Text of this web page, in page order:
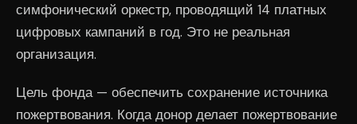
симфонический оркестр, проводящий 14 платных
цифровых кампаний в год. Это не реальная
организация.
Цель фонда — обеспечить сохранение источника
пожертвования. Когда донор делает пожертвование